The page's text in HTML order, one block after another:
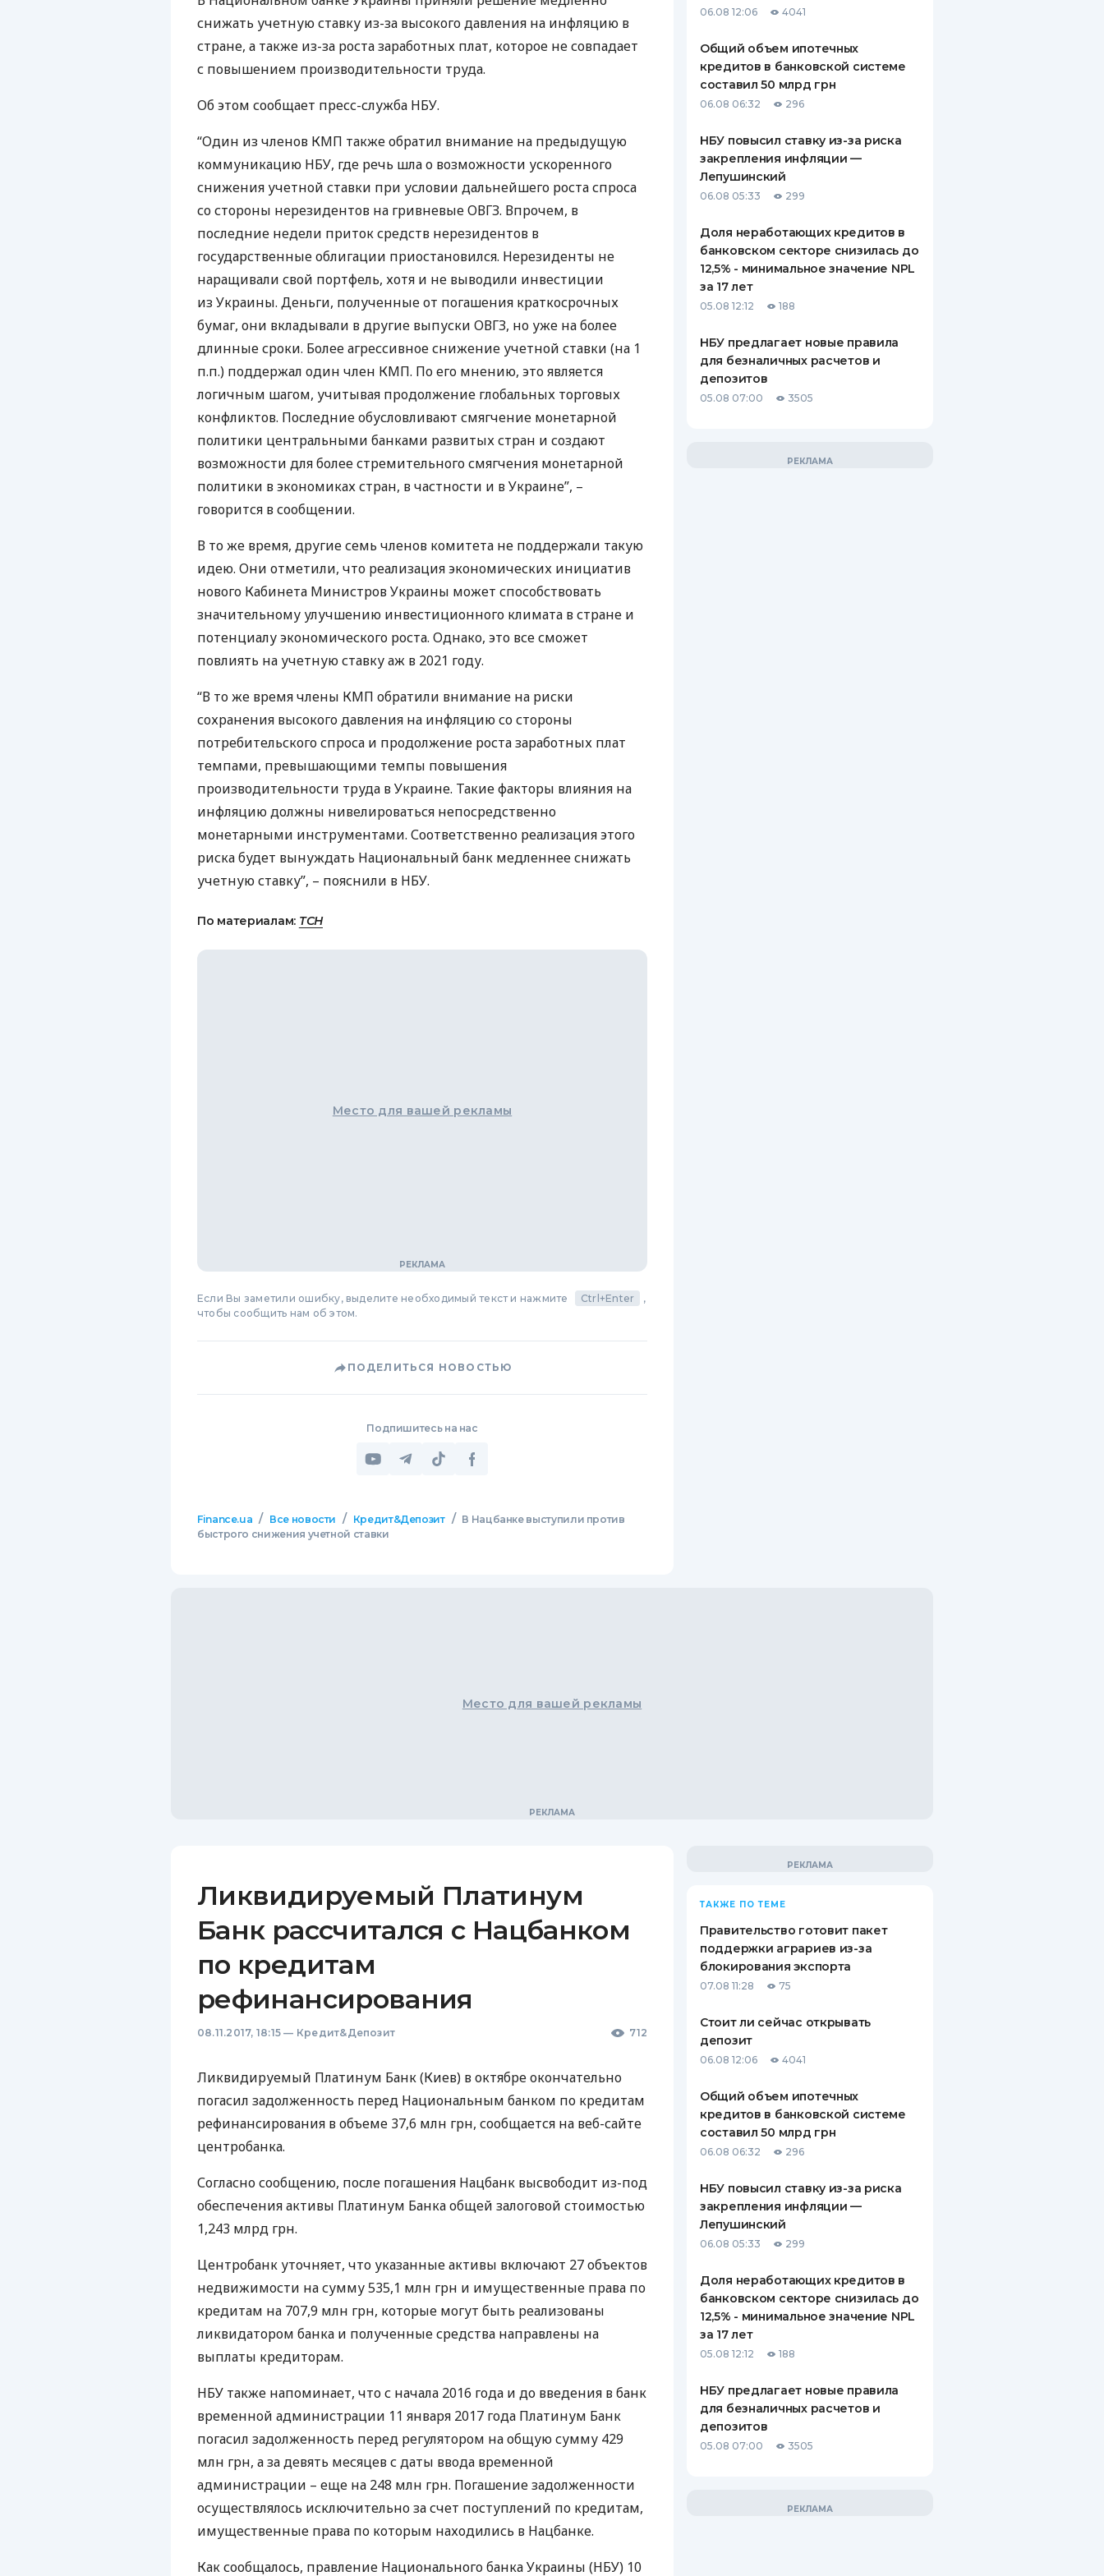
ЕЖЕМЕСЯЧНЫЙ ОБЗОР
КЕШБЭКА
СТРАХОВАНИЮ
ВСЕ СТРАХОВЫЕ ПОЛИСЫ
СТРАХОВЫЕ КОМПАНИИ
ОТЗЫВЫ О СТРАХОВЫХ
КОМПАНИЯХ
снижать учетную ставку из-за высокого давления на инфляцию в
стране, а также из-за роста заработных плат, которое не совпадает
с повышением производительности труда.
Об этом сообщает пресс-служба НБУ.
“Один из членов КМП также обратил внимание на предыдущую
коммуникацию НБУ, где речь шла о возможности ускоренного
снижения учетной ставки при условии дальнейшего роста спроса
со стороны нерезидентов на гривневыеОВГЗ. Впрочем, в
последние недели приток средств нерезидентов в
государственные облигации приостановился. Нерезиденты не
наращивали свой портфель, хотя и не выводили инвестиции
из Украины. Деньги, полученные от погашения краткосрочных
бумаг, они вкладывали в другие выпуски ОВГЗ, но уже на более
длинные сроки. Более агрессивное снижение учетной ставки (на 1
п.п.) поддержал один член КМП. По его мнению, это является
логичным шагом, учитывая продолжение глобальных торговых
конфликтов. Последние обусловливают смягчение монетарной
политики центральными банками развитых стран и создают
возможности для более стремительного смягчения монетарной
политики в экономиках стран, в частности и в Украине”, –
говорится в сообщении.
В то же время, другие семь членов комитета не поддержали такую
идею. Они отметили, что реализация экономических инициатив
нового Кабинета Министров Украины может способствовать
значительному улучшению инвестиционного климата в стране и
потенциалу экономического роста. Однако, это все сможет
повлиять на учетную ставку аж в 2021 году.
“В то же время члены КМП обратили внимание на риски
сохранения высокого давления на инфляцию со стороны
потребительского спроса и продолжение роста заработных плат
темпами, превышающими темпы повышения
производительности труда в Украине. Такие факторы влияния на
инфляцию должны нивелироваться непосредственно
монетарными инструментами. Соответственно реализация этого
риска будет вынуждать Национальный банк медленнее снижать
учетную ставку”, – пояснили в НБУ.
По материалам: ТСН
Место для вашей рекламы
Если Вы заметили ошибку, выделите необходимый текст и нажмите Ctrl+Enter
,
чтобы сообщить нам об этом.
ПОДЕЛИТЬСЯ НОВОСТЬЮ
Подпишитесь на нас
Finance.ua / Все новости / Кредит&Депозит / В Нацбанке выступили против
быстрого снижения учетной ставки
06.08 12:06 4041
Общий объем ипотечных
кредитов в банковской системе
составил 50 млрд грн
06.08 06:32 296
НБУ повысил ставку из-за риска
закрепления инфляции —
Лепушинский
06.08 05:33 299
Доля неработающих кредитов в
банковском секторе снизилась до
12,5% - минимальное значение NPL
за 17 лет
05.08 12:12 188
НБУ предлагает новые правила
для безналичных расчетов и
депозитов
05.08 07:00 3505
Место для вашей рекламы
Ликвидируемый Платинум
Банк рассчитался с Нацбанком
по кредитам
рефинансирования
08.11.2017, 18:15 — Кредит&Депозит 712
Ликвидируемый Платинум Банк (Киев) в октябре окончательно
погасил задолженность перед Национальным банком по кредитам
рефинансирования в объеме 37,6 млн грн, сообщается на веб-сайте
центробанка.
Согласно сообщению, после погашения Нацбанк высвободит из-под
обеспечения активы Платинум Банка общей залоговой стоимостью
1,243 млрд грн.
Центробанк уточняет, что указанные активы включают 27 объектов
недвижимости на сумму 535,1 млн грн и имущественные права по
кредитам на 707,9 млн грн, которые могут быть реализованы
ликвидатором банка и полученные средства направлены на
выплаты кредиторам.
НБУ также напоминает, что с начала 2016 года и до введения в банк
временной администрации 11 января 2017 года Платинум Банк
погасил задолженность перед регулятором на общую сумму 429
млн грн, а за девять месяцев с даты ввода временной
администрации – еще на 248 млн грн. Погашение задолженности
осуществлялось исключительно за счет поступлений по кредитам,
имущественные права по которым находились в Нацбанке.
Как сообщалось, правление Национального банка Украины (НБУ) 10
ТАКЖЕ ПО ТЕМЕ
Правительство готовит пакет
поддержки аграриев из-за
блокирования экспорта
07.08 11:28 75
Стоит ли сейчас открывать
депозит
06.08 12:06 4041
Общий объем ипотечных
кредитов в банковской системе
составил 50 млрд грн
06.08 06:32 296
НБУ повысил ставку из-за риска
закрепления инфляции —
Лепушинский
06.08 05:33 299
Доля неработающих кредитов в
банковском секторе снизилась до
12,5% - минимальное значение NPL
за 17 лет
05.08 12:12 188
НБУ предлагает новые правила
для безналичных расчетов и
депозитов
05.08 07:00 3505